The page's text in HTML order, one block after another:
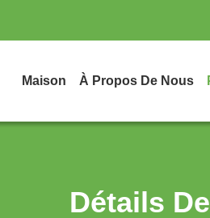
Maison À Propos De Nous
Détails